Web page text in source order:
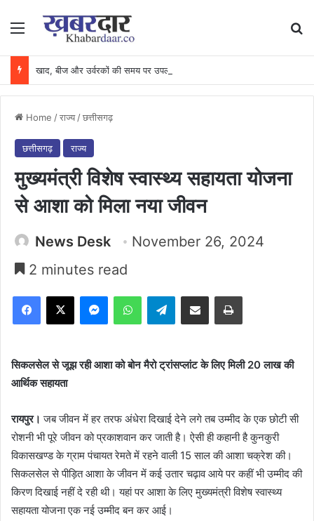
Menu
Home /राज्य /छत्तीसगढ़
छत्तीसगढ़ राज्य
मुख्यमंत्री विशेष स्वास्थ्य सहायता योजना
से आशा को मिला नया जीवन
News Desk
November 26, 2024
2 minutes read
Facebook
X MessengerWhatsAppTelegramShare via Email Print
सिकलसेल से जूझ रही आशा को बोन मैरो ट्रांसप्लांट के लिए मिली 20 लाख की
आर्थिक सहायता
रायपुर। जब जीवन में हर तरफ अंधेरा दिखाई देने लगे तब उम्मीद के एक छोटी सी
रोशनी भी पूरे जीवन को प्रकाशवान कर जाती है। ऐसी ही कहानी है कुनकुरी
विकासखण्ड के ग्राम पंचायत रेमते में रहने वाली 15 साल की आशा चक्रेश की।
सिकलसेल से पीड़ित आशा के जीवन में कई उतार चढ़ाव आये पर कहीं भी उम्मीद की
किरण दिखाई नहीं दे रही थी। यहां पर आशा के लिए मुख्यमंत्री विशेष स्वास्थ्य
सहायता योजना एक नई उम्मीद बन कर आई।